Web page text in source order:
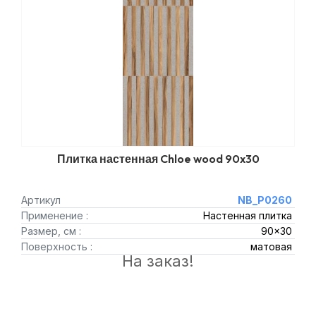
Плитка настенная Chloe wood 90x30
Артикул
NB_P0260
Применение :
Настенная плитка
Размер, см :
90x30
Поверхность :
матовая
На заказ!